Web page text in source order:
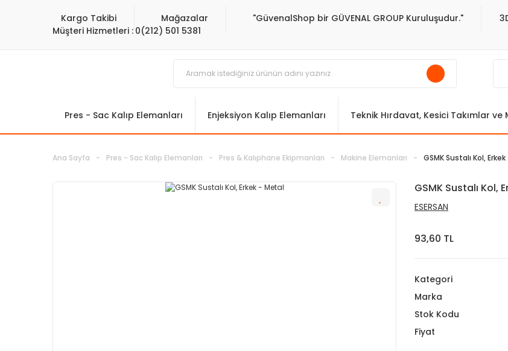
Kargo Takibi Mağazalar "GüvenalShop bir GÜVENAL GROUP Kuruluşudur."
Müşteri Hizmetleri : 0(212) 501 5381
Pres - Sac Kalıp Elemanları Enjeksiyon Kalıp Elemanları Teknik Hırdavat, Kesici Takımlar ve
Ana Sayfa Pres - Sac Kalıp Elemanları Pres & Kalıphane Ekipmanları Makine Elemanları GSMK Sustalı Kol,
GSMK Sustalı Kol,
ESERSAN
93,60 TL
Kategori
Marka
Stok Kodu
Fiyat